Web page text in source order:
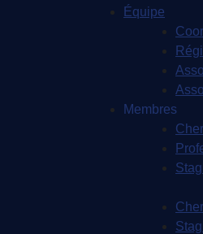
Équipe
Membres